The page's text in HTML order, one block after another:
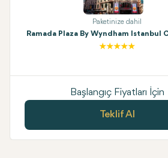
Paketinize dahil
Ramada Plaza By Wyndham Istanbul
Başlangıç Fiyatları İçin
Teklif Al